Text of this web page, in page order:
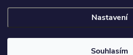
Nastavení
Souhlasím
nastavení